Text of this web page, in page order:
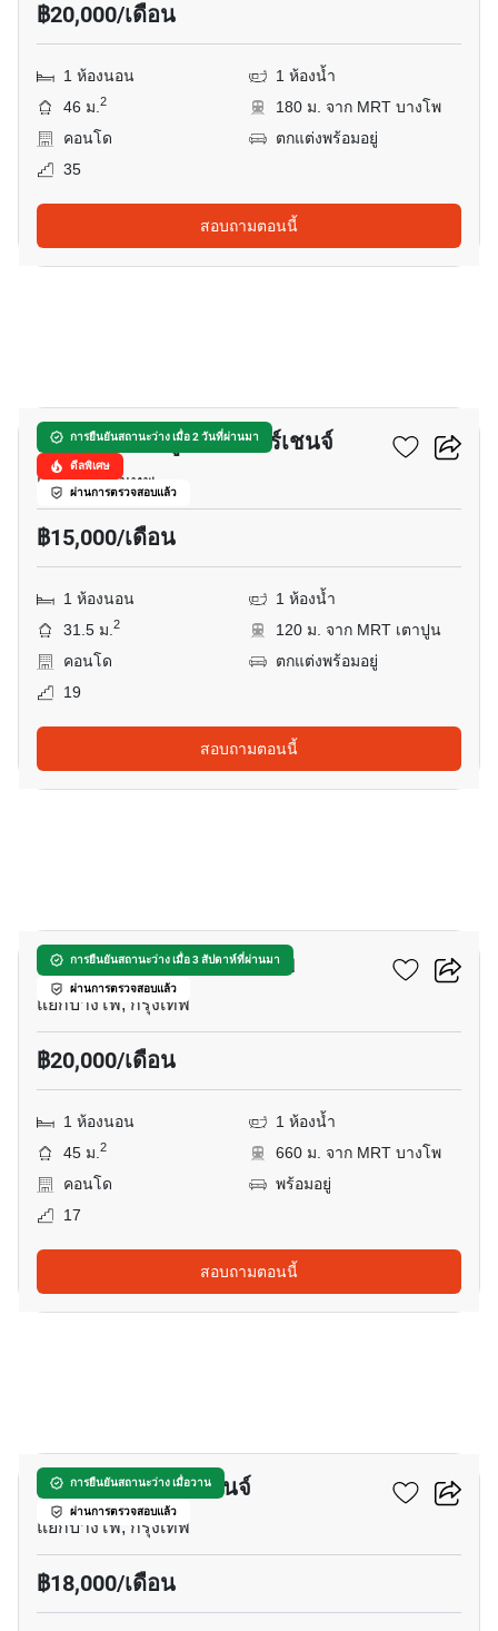
฿20,000/เดือน
1 ห้องนอน
1 ห้องน้ำ
46 ม.2
180 ม. จาก MRT บางโพ
คอนโด
ตกแต่งพร้อมอยู่
35
สอบถามตอนนี้
การยืนยันสถานะว่าง เมื่อ 2 วันที่ผ่านมา
ดีลพิเศษ
ผ่านการตรวจสอบแล้ว
นิช ไพรด์ เตาปูน-อินเตอร์เชนจ์
เตาปูน, กรุงเทพ
฿15,000/เดือน
1 ห้องนอน
1 ห้องน้ำ
31.5 ม.2
120 ม. จาก MRT เตาปูน
คอนโด
ตกแต่งพร้อมอยู่
19
สอบถามตอนนี้
การยืนยันสถานะว่าง เมื่อ 3 สัปดาห์ที่ผ่านมา
ผ่านการตรวจสอบแล้ว
แชปเตอร์ วัน ชายน์ บางโพ
แยกบางโพ, กรุงเทพ
฿20,000/เดือน
1 ห้องนอน
1 ห้องน้ำ
45 ม.2
660 ม. จาก MRT บางโพ
คอนโด
พร้อมอยู่
17
สอบถามตอนนี้
การยืนยันสถานะว่าง เมื่อวาน
ผ่านการตรวจสอบแล้ว
เดอะ ทรี อินเตอร์เชนจ์
แยกบางโพ, กรุงเทพ
฿18,000/เดือน